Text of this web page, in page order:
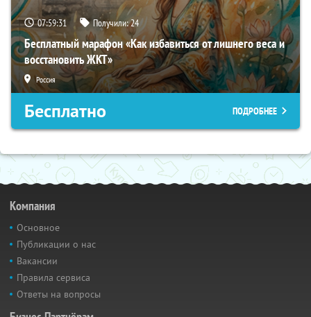
07:59:30 Получили:24
Бесплатный марафон «Как избавиться от лишнего веса и
восстановить ЖКТ»
Россия
Бесплатно ПОДРОБНЕЕ
Компания
Основное
Публикации о нас
Вакансии
Правила сервиса
Ответы на вопросы